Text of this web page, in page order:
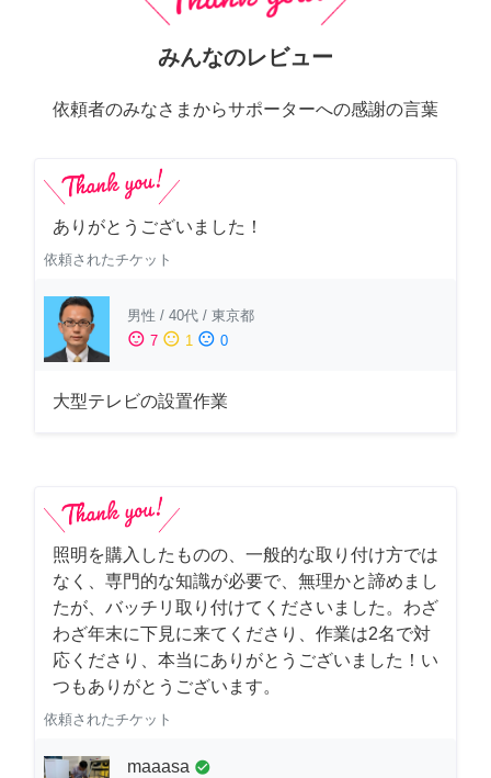
みんなのレビュー
依頼者のみなさまからサポーターへの感謝の言葉
ありがとうございました！
依頼されたチケット
男性 / 40代 / 東京都
sentiment_satisfied 7 sentiment_neutral 1 sentiment_dissatisfied 0
大型テレビの設置作業
照明を購入したものの、一般的な取り付け方では
なく、専門的な知識が必要で、無理かと諦めまし
たが、バッチリ取り付けてくださいました。わざ
わざ年末に下見に来てくださり、作業は2名で対
応くださり、本当にありがとうございました！い
つもありがとうございます。
依頼されたチケット
maaasa check_circle